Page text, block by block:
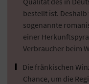
bestellt ist.
sogenannte
einer
Verbraucher beim
Die fränkischen
Chance, um die